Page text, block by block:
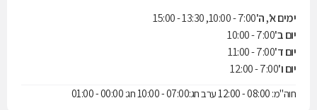
ימים א', ה'7:00 - 10:00, 13:30 - 15:00
יום ב'7:00 - 10:00
יום ד'7:00 - 11:00
יום ו'7:00 - 12:00
חוה"מ: 08:00 - 12:00 ערב חג:07:00 - 10:00 חג: 00:00 - 01:00